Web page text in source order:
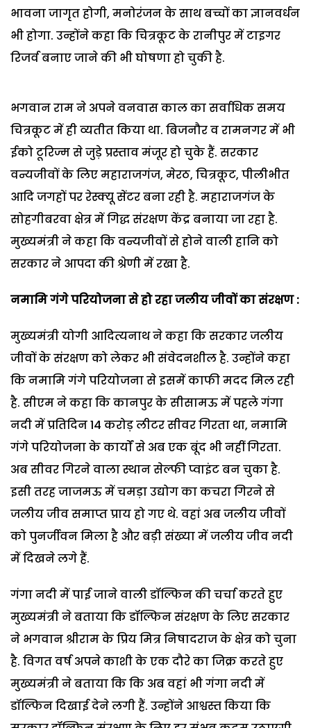
भावना जागृत होगी, मनोरंजन के साथ बच्चों का ज्ञानवर्धन
भी होगा. उन्होंने कहा कि चित्रकूट के रानीपुर में टाइगर
रिजर्व बनाए जाने की भी घोषणा हो चुकी है.
भगवान राम ने अपने वनवास काल का सर्वाधिक समय
चित्रकूट में ही व्यतीत किया था. बिजनौर व रामनगर में भी
ईको टूरिज्म से जुड़े प्रस्ताव मंजूर हो चुके हैं. सरकार
वन्यजीवों के लिए महाराजगंज, मेरठ, चित्रकूट, पीलीभीत
आदि जगहों पर रेस्क्यू सेंटर बना रही है. महाराजगंज के
सोहगीबरवा क्षेत्र में गिद्ध संरक्षण केंद्र बनाया जा रहा है.
मुख्यमंत्री ने कहा कि वन्यजीवों से होने वाली हानि को
सरकार ने आपदा की श्रेणी में रखा है.
नमामि गंगे परियोजना से हो रहा जलीय जीवों का संरक्षण :
मुख्यमंत्री योगी आदित्यनाथ ने कहा कि सरकार जलीय
जीवों के संरक्षण को लेकर भी संवेदनशील है. उन्होंने कहा
कि नमामि गंगे परियोजना से इसमें काफी मदद मिल रही
है. सीएम ने कहा कि कानपुर के सीसामऊ में पहले गंगा
नदी में प्रतिदिन 14 करोड़ लीटर सीवर गिरता था, नमामि
गंगे परियोजना के कार्यों से अब एक बूंद भी नहीं गिरता.
अब सीवर गिरने वाला स्थान सेल्फी प्वाइंट बन चुका है.
इसी तरह जाजमऊ में चमड़ा उद्योग का कचरा गिरने से
जलीय जीव समाप्त प्राय हो गए थे. वहां अब जलीय जीवों
को पुनर्जीवन मिला है और बड़ी संख्या में जलीय जीव नदी
में दिखने लगे हैं.
गंगा नदी में पाई जाने वाली डॉल्फिन की चर्चा करते हुए
मुख्यमंत्री ने बताया कि डॉल्फिन संरक्षण के लिए सरकार
ने भगवान श्रीराम के प्रिय मित्र निषादराज के क्षेत्र को चुना
है. विगत वर्ष अपने काशी के एक दौरे का जिक्र करते हुए
मुख्यमंत्री ने बताया कि कि अब वहां भी गंगा नदी में
डॉल्फिन दिखाई देने लगी हैं. उन्होंने आश्वस्त किया कि